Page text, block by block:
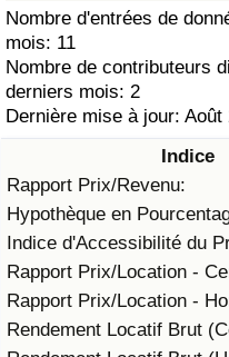
Nombre d'entrées de
mois: 11
Nombre de contributeurs
derniers mois: 2
Dernière mise à jour: Août
Indice
Rapport Prix/Revenu:
Hypothèque en
Indice d'Accessibilité du
Rapport Prix/Location -
Rapport Prix/Location -
Rendement Locatif Brut
Indice des soins de
Indice des soins de
Pollution
Indice de Pollution
Indice de pollution
Indice de Pollution par
Trafic